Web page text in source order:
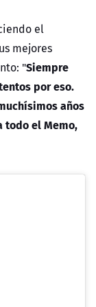
el
mejores
"Siempre
por eso.
años
todo el Memo,